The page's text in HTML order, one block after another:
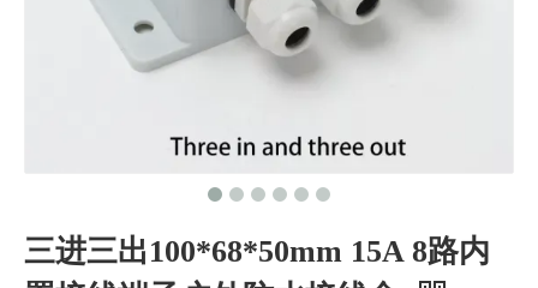
三进三出100*68*50mm 15A 8路内